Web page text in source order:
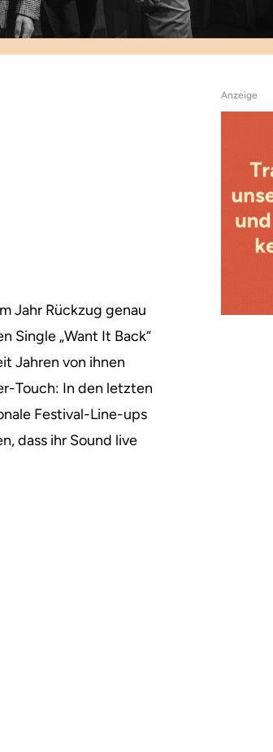
Jahr Rückzug genau
Single „Want It Back“
Jahren von ihnen
Touch: In den letzten
Festival-Line-ups
dass ihr Sound live
Anzeige